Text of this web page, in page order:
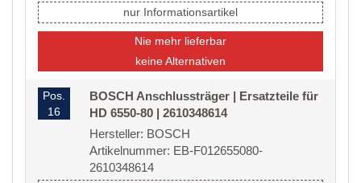
nur Informationsartikel
Nie mehr lieferbar
keine Alternativen
Pos.
16
BOSCH Anschlussträger | Ersatzteile für
HD 6550-80 | 2610348614
Hersteller: BOSCH
Artikelnummer: EB-F012655080-
2610348614